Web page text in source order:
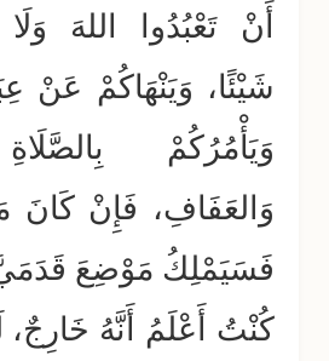
أَنْ تَعْبُدُوا اللهَ
شَيْئًا، وَيَنْهَاكُمْ عَنْ
وَيَأْمُرُكُمْ
وَالعَفَافِ، فَإِنْ كَانَ
فَسَيَمْلِكُ مَوْضِعَ قَدَمَيَّ
كُنْتُ أَعْلَمُ أَنَّهُ